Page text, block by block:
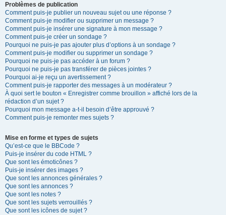
Problèmes de publication
Comment puis-je publier un nouveau sujet ou une réponse ?
Comment puis-je modifier ou supprimer un message ?
Comment puis-je insérer une signature à mon message ?
Comment puis-je créer un sondage ?
Pourquoi ne puis-je pas ajouter plus d’options à un sondage ?
Comment puis-je modifier ou supprimer un sondage ?
Pourquoi ne puis-je pas accéder à un forum ?
Pourquoi ne puis-je pas transférer de pièces jointes ?
Pourquoi ai-je reçu un avertissement ?
Comment puis-je rapporter des messages à un modérateur ?
À quoi sert le bouton « Enregistrer comme brouillon » affiché lors de la
rédaction d’un sujet ?
Pourquoi mon message a-t-il besoin d’être approuvé ?
Comment puis-je remonter mes sujets ?
Mise en forme et types de sujets
Qu’est-ce que le BBCode ?
Puis-je insérer du code HTML ?
Que sont les émoticônes ?
Puis-je insérer des images ?
Que sont les annonces générales ?
Que sont les annonces ?
Que sont les notes ?
Que sont les sujets verrouillés ?
Que sont les icônes de sujet ?